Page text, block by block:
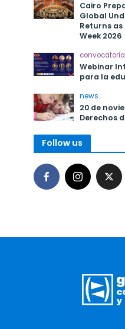
Cairo
Global
Returns
Week 2026
Webinar
para la
news
20 de
Derechos
Follow us